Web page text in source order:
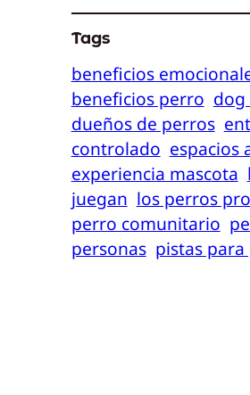
Tags
beneficios
beneficios perro dog
dueños de perros
controlado espacios
experiencia mascota
juegan los perros
perro comunitario
personas pistas